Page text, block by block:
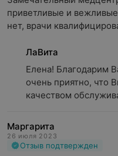
приветливые и
нет, врачи
ЛаВита
Елена! Благодарим
очень приятно, что
качеством
Маргарита
26 июля 2023
Отзыв подтвержден